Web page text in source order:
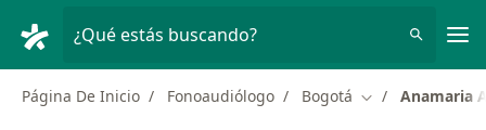
¿Qué estás buscando?
Página De Inicio Fonoaudiólogo Bogotá Cambiar de
Anamaria